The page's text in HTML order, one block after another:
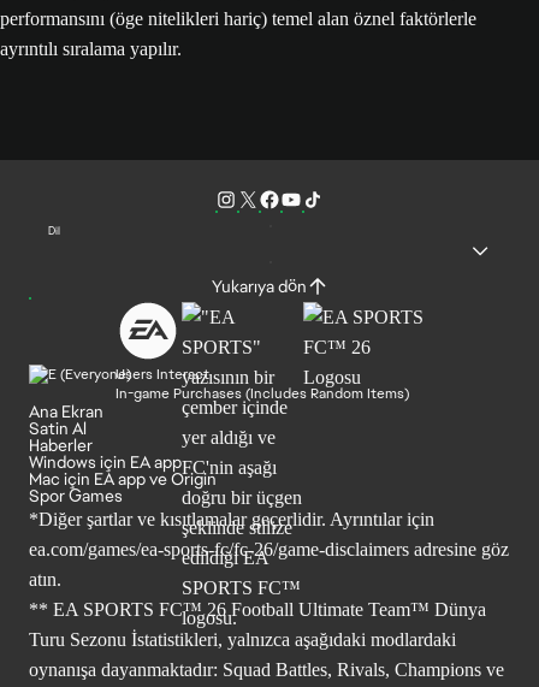
performansını (öge nitelikleri hariç) temel alan öznel faktörlerle
ayrıntılı sıralama yapılır.
Dil
Yukarıya dön
Users Interact
In-game Purchases (Includes Random Items)
Ana Ekran
Satin Al
Haberler
Windows için EA app
Mac için EA app ve Origin
Spor Games
*Diğer şartlar ve kısıtlamalar geçerlidir. Ayrıntılar için
ea.com/games/ea-sports-fc/fc-26/game-disclaimers adresine göz
atın.
** EA SPORTS FC™ 26 Football Ultimate Team™ Dünya
Turu Sezonu İstatistikleri, yalnızca aşağıdaki modlardaki
oynanışa dayanmaktadır: Squad Battles, Rivals, Champions ve